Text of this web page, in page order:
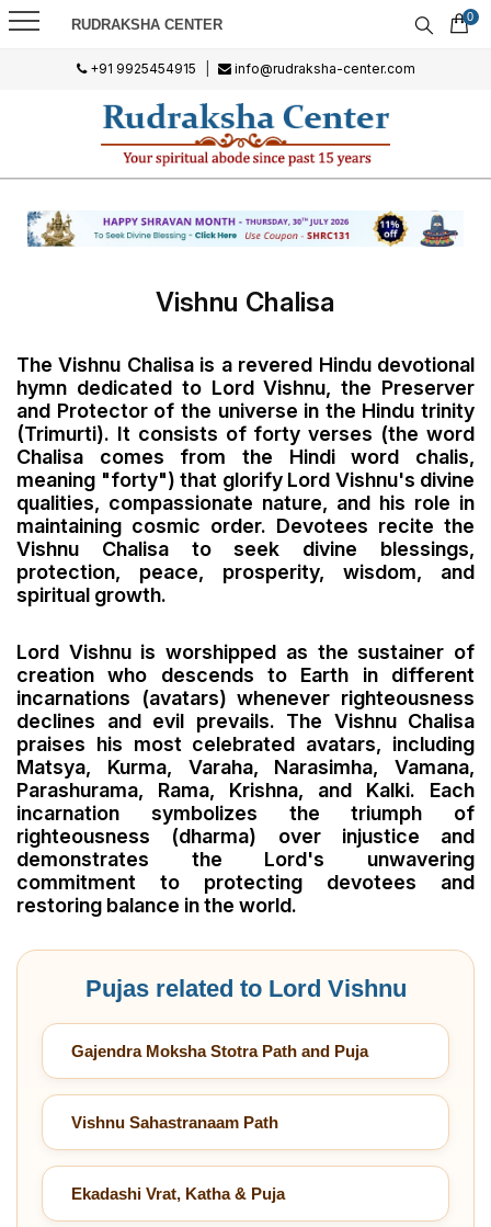
RUDRAKSHA CENTER 0
+91 9925454915 info@rudraksha-center.com
Vishnu Chalisa
The Vishnu Chalisa is a revered Hindu devotional
hymn dedicated to Lord Vishnu, the Preserver
and Protector of the universe in the Hindu trinity
(Trimurti). It consists of forty verses (the word
Chalisa comes from the Hindi word chalis,
meaning "forty") that glorify Lord Vishnu's divine
qualities, compassionate nature, and his role in
maintaining cosmic order. Devotees recite the
Vishnu Chalisa to seek divine blessings,
protection, peace, prosperity, wisdom, and
spiritual growth.
Lord Vishnu is worshipped as the sustainer of
creation who descends to Earth in different
incarnations (avatars) whenever righteousness
declines and evil prevails. The Vishnu Chalisa
praises his most celebrated avatars, including
Matsya, Kurma, Varaha, Narasimha, Vamana,
Parashurama, Rama, Krishna, and Kalki. Each
incarnation symbolizes the triumph of
righteousness (dharma) over injustice and
demonstrates the Lord's unwavering
commitment to protecting devotees and
restoring balance in the world.
Pujas related to Lord Vishnu
Gajendra Moksha Stotra Path and Puja
Vishnu Sahastranaam Path
Ekadashi Vrat, Katha & Puja